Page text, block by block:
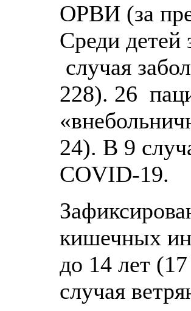
ОРВИ (за
Среди детей
случая
228). 26
24). В 9
COVID-19.
кишечных
до 14 лет
случая